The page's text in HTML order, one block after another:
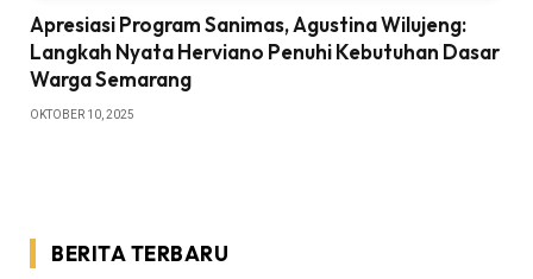
Apresiasi Program Sanimas, Agustina Wilujeng:
Langkah Nyata Herviano Penuhi Kebutuhan Dasar
Warga Semarang
OKTOBER 10, 2025
BERITA TERBARU